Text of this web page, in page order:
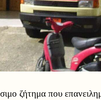
ζήτημα που